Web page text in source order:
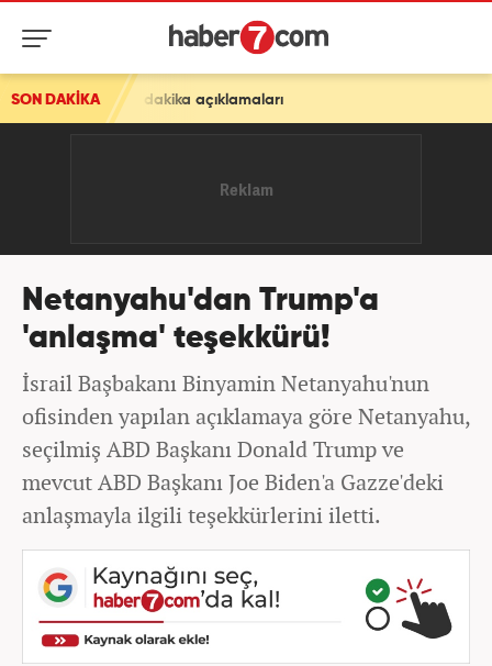
SON DAKİKA
dakika açıklamaları
Netanyahu'dan Trump'a
'anlaşma' teşekkürü!
İsrail Başbakanı Binyamin Netanyahu'nun
ofisinden yapılan açıklamaya göre Netanyahu,
seçilmiş ABD Başkanı Donald Trump ve
mevcut ABD Başkanı Joe Biden'a Gazze'deki
anlaşmayla ilgili teşekkürlerini iletti.